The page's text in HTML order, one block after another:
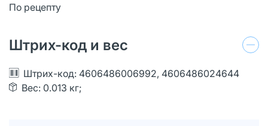
По рецепту
Штрих-код и вес
Штрих-код: 4606486006992, 4606486024644
Вес: 0.013 кг;